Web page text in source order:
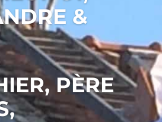
&
PÈRE